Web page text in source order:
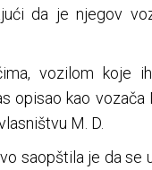
da je njegov
vozilom koje
opisao kao vozača
M. D.
saopštila je da se